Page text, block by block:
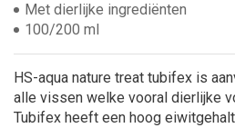
Met dierlijke ingrediënten
100/200 ml
HS-aqua nature treat tubifex is
alle vissen welke vooral dierlijke
Tubifex heeft een hoog